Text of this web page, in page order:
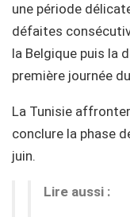
une période
défaites
la Belgique puis la
première journée
La Tunisie
conclure la phase
juin.
Lire aussi :